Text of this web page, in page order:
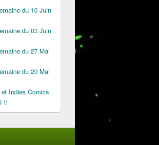
du 10 Juin
du 03 Juin
du 27 Mai
du 20 Mai
Indies Comics
!!